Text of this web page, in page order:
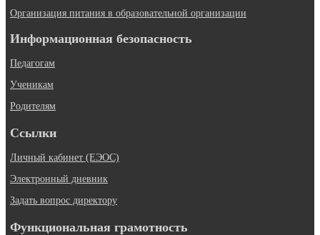
Организация питания в образовательной организации
Информационная безопасность
Педагогам
Ученикам
Родителям
Ссылки
Личный кабинет (ЕЭОС)
Электронный дневник
Задать вопрос директору
Функциональная грамотность